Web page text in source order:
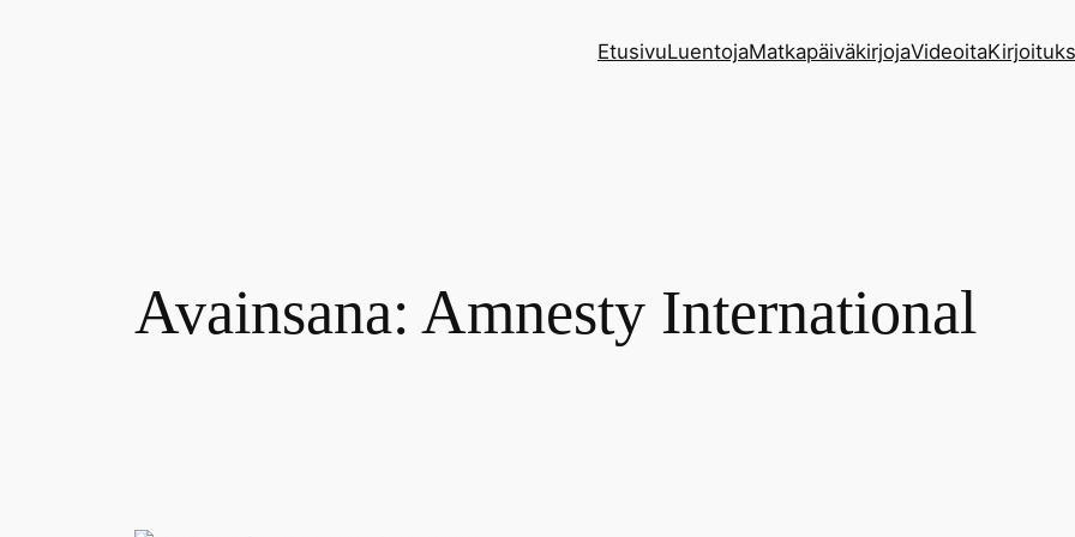
EtusivuLuentojaMatkapäiväkirjojaVideoita
Avainsana: Amnesty International